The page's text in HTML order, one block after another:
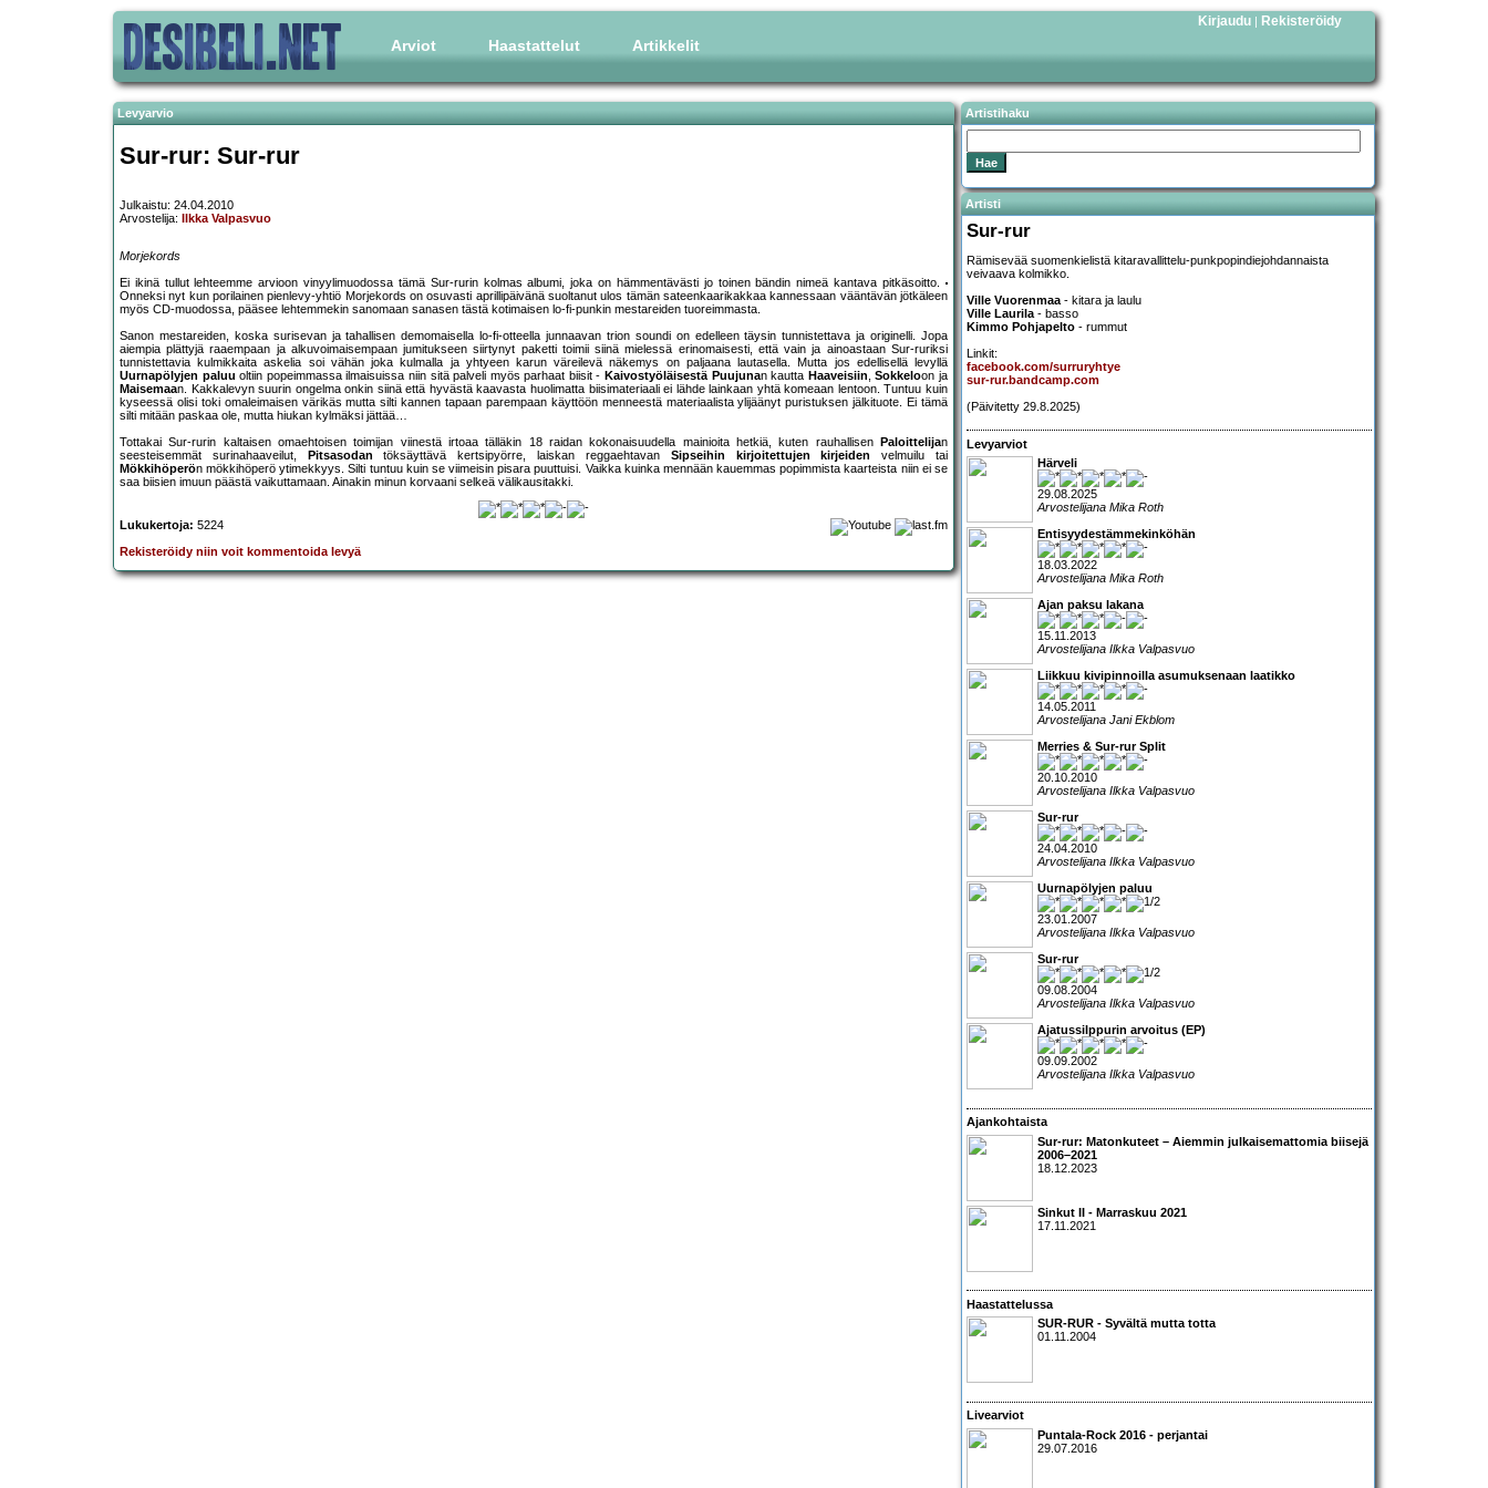
Arviot Haastattelut Artikkelit
Kirjaudu | Rekisteröidy
Levyarvio
Sur-rur: Sur-rur
Julkaistu: 24.04.2010
Arvostelija:
Ilkka Valpasvuo
Morjekords
Ei ikinä tullut lehteemme arvioon vinyylimuodossa tämä Sur-rurin kolmas albumi, joka on hämmentävästi jo toinen bändin nimeä kantava pitkäsoitto.
Onneksi nyt kun porilainen pienlevy-yhtiö Morjekords on osuvasti aprillipäivänä suoltanut ulos tämän sateenkaarikakkaa kannessaan vääntävän jötkäleen
myös CD-muodossa, pääsee lehtemmekin sanomaan sanasen tästä kotimaisen lo-fi-punkin mestareiden tuoreimmasta.
Sanon mestareiden, koska surisevan ja tahallisen demomaisella lo-fi-otteella junnaavan trion soundi on edelleen täysin tunnistettava ja originelli. Jopa
aiempia plättyjä raaempaan ja alkuvoimaisempaan jumitukseen siirtynyt paketti toimii siinä mielessä erinomaisesti, että vain ja ainoastaan Sur-ruriksi
tunnistettavia kulmikkaita askelia soi vähän joka kulmalla ja yhtyeen karun väreilevä näkemys on paljaana lautasella. Mutta jos edellisellä levyllä
Uurnapölyjen paluu oltiin popeimmassa ilmaisuissa niin sitä palveli myös parhaat biisit - Kaivostyöläisestä Puujunan kautta Haaveisiin,Sokkeloon ja
Maisemaan. Kakkalevyn suurin ongelma onkin siinä että hyvästä kaavasta huolimatta biisimateriaali ei lähde lainkaan yhtä komeaan lentoon. Tuntuu kuin
kyseessä olisi toki omaleimaisen värikäs mutta silti kannen tapaan parempaan käyttöön menneestä materiaalista ylijäänyt puristuksen jälkituote. Ei tämä
silti mitään paskaa ole, mutta hiukan kylmäksi jättää…
Tottakai Sur-rurin kaltaisen omaehtoisen toimijan viinestä irtoaa tälläkin 18 raidan kokonaisuudella mainioita hetkiä, kuten rauhallisen
Paloittelijan
seesteisemmät surinahaaveilut,
Pitsasodan töksäyttävä kertsipyörre, laiskan reggaehtavan Sipseihin kirjoitettujen kirjeiden
velmuilu tai
Mökkihöperön mökkihöperö ytimekkyys. Silti tuntuu kuin se viimeisin pisara puuttuisi. Vaikka kuinka mennään kauemmas popimmista kaarteista niin ei se
saa biisien imuun päästä vaikuttamaan. Ainakin minun korvaani selkeä välikausitakki.
Lukukertoja: 5224
Rekisteröidy niin voit kommentoida levyä
Artistihaku
Artisti
Sur-rur
Rämisevää suomenkielistä kitaravallittelu-punkpopindiejohdannaista
veivaava kolmikko.
Ville Vuorenmaa- kitara ja laulu
Ville Laurila- basso
Kimmo Pohjapelto - rummut
Linkit:
facebook.com/surruryhtye
sur-rur.bandcamp.com
(Päivitetty 29.8.2025)
Levyarviot
Härveli
29.08.2025
Arvostelijana Mika Roth
Entisyydestämmekinköhän
18.03.2022
Arvostelijana Mika Roth
Ajan paksu lakana
15.11.2013
Arvostelijana Ilkka Valpasvuo
Liikkuu kivipinnoilla asumuksenaan laatikko
14.05.2011
Arvostelijana Jani Ekblom
Merries & Sur-rur Split
20.10.2010
Arvostelijana Ilkka Valpasvuo
Sur-rur
24.04.2010
Arvostelijana Ilkka Valpasvuo
Uurnapölyjen paluu
23.01.2007
Arvostelijana Ilkka Valpasvuo
Sur-rur
09.08.2004
Arvostelijana Ilkka Valpasvuo
Ajatussilppurin arvoitus (EP)
09.09.2002
Arvostelijana Ilkka Valpasvuo
Ajankohtaista
Sur-rur: Matonkuteet – Aiemmin julkaisemattomia biisejä
2006–2021
18.12.2023
Sinkut II - Marraskuu 2021
17.11.2021
Haastattelussa
SUR-RUR - Syvältä mutta totta
01.11.2004
Livearviot
Puntala-Rock 2016 - perjantai
29.07.2016